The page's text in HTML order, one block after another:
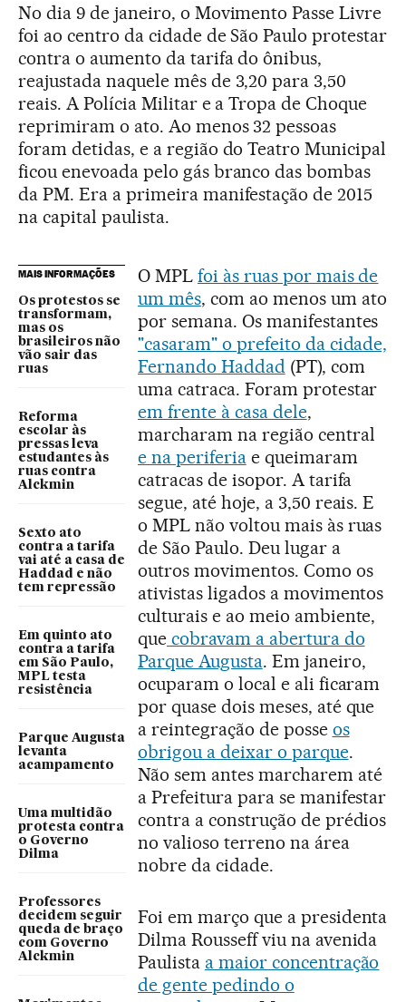
No dia 9 de janeiro, o Movimento Passe Livre
foi ao centro da cidade de São Paulo protestar
contra o aumento da tarifa do ônibus,
reajustada naquele mês de 3,20 para 3,50
reais. A Polícia Militar e a Tropa de Choque
reprimiram o ato. Ao menos 32 pessoas
foram detidas, e a região do Teatro Municipal
ficou enevoada pelo gás branco das bombas
da PM. Era a primeira manifestação de 2015
na capital paulista.
MAIS INFORMAÇÕES
Os protestos se
transformam,
mas os
brasileiros não
vão sair das
ruas
Reforma
escolar às
pressas leva
estudantes às
ruas contra
Alckmin
Sexto ato
contra a tarifa
vai até a casa de
Haddad e não
tem repressão
Em quinto ato
contra a tarifa
em São Paulo,
MPL testa
resistência
Parque Augusta
levanta
acampamento
Uma multidão
protesta contra
o Governo
Dilma
Professores
decidem seguir
queda de braço
com Governo
Alckmin
O MPL foi às ruas por mais de
um mês, com ao menos um ato
por semana. Os manifestantes
"casaram" o prefeito da cidade,
Fernando Haddad (PT), com
uma catraca. Foram protestar
em frente à casa dele,
marcharam na região central
e na periferiae queimaram
catracas de isopor. A tarifa
segue, até hoje, a 3,50 reais. E
o MPL não voltou mais às ruas
de São Paulo. Deu lugar a
outros movimentos. Como os
ativistas ligados a movimentos
culturais e ao meio ambiente,
quecobravam a abertura do
Parque Augusta. Em janeiro,
ocuparam o local e ali ficaram
por quase dois meses, até que
a reintegração de posse os
obrigou a deixar o parque.
Não sem antes marcharem até
a Prefeitura para se manifestar
contra a construção de prédios
no valioso terreno na área
nobre da cidade.
Foi em março que a presidenta
Dilma Rousseff viu na avenida
Paulista a maior concentração
de gente pedindo o